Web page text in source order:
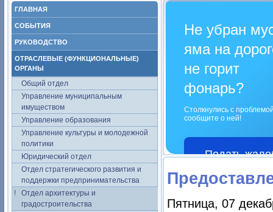
ГЛАВНАЯ
СОБЫТИЯ
РУКОВОДСТВО
ОТРАСЛЕВЫЕ (ФУНКЦИОНАЛЬНЫЕ)
ОРГАНЫ
Общий отдел
Управление муниципальным
имуществом
Управление образования
Управление культуры и молодежной
политики
Юридический отдел
Отдел стратегического развития и
поддержки предпринимательства
Отдел архитектуры и
градостроительства
Не убран
яма на
не горит
фонарь?
Столкнулись с
сообщите о ней!
Подать
Пятница, 07